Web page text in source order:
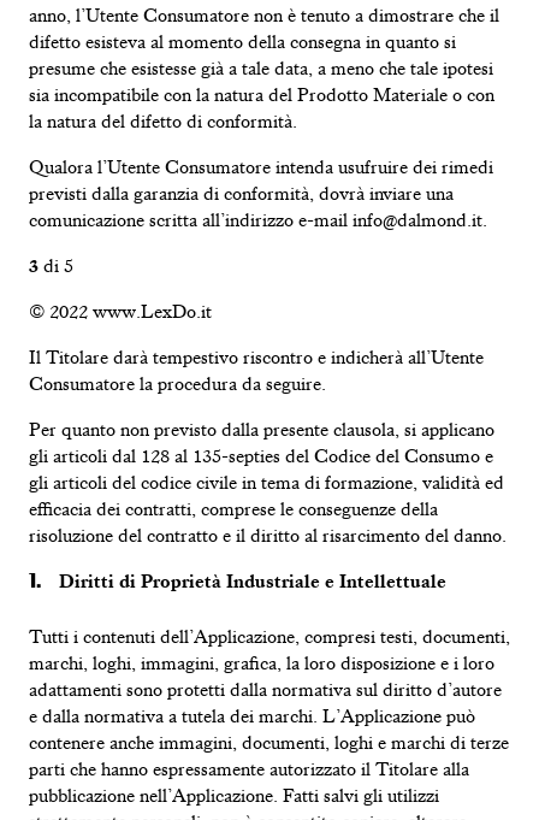
anno, l’Utente Consumatore non è tenuto a dimostrare che il
difetto esisteva al momento della consegna in quanto si
presume che esistesse già a tale data, a meno che tale ipotesi
sia incompatibile con la natura del Prodotto Materiale o con
la natura del difetto di conformità.
Qualora l’Utente Consumatore intenda usufruire dei rimedi
previsti dalla garanzia di conformità, dovrà inviare una
comunicazione scritta all’indirizzo e-mail info@dalmond.it.
3 di 5
© 2022 www.LexDo.it
Il Titolare darà tempestivo riscontro e indicherà all’Utente
Consumatore la procedura da seguire.
Per quanto non previsto dalla presente clausola, si applicano
gli articoli dal 128 al 135-septies del Codice del Consumo e
gli articoli del codice civile in tema di formazione, validità ed
efficacia dei contratti, comprese le conseguenze della
risoluzione del contratto e il diritto al risarcimento del danno.
Diritti di Proprietà Industriale e Intellettuale
Tutti i contenuti dell’Applicazione, compresi testi, documenti,
marchi, loghi, immagini, grafica, la loro disposizione e i loro
adattamenti sono protetti dalla normativa sul diritto d’autore
e dalla normativa a tutela dei marchi. L’Applicazione può
contenere anche immagini, documenti, loghi e marchi di terze
parti che hanno espressamente autorizzato il Titolare alla
pubblicazione nell’Applicazione. Fatti salvi gli utilizzi